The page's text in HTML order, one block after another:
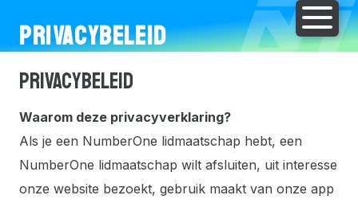
PRIVACYBELEID
PRIVACYBELEID
Waarom deze privacyverklaring?
Als je een NumberOne lidmaatschap hebt, een
NumberOne lidmaatschap wilt afsluiten, uit interesse
onze website bezoekt, gebruik maakt van onze app